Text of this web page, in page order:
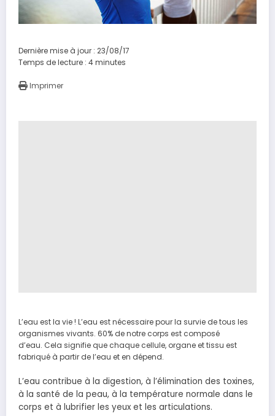
Dernière mise à jour : 23/08/17
Temps de lecture : 4minutes
Imprimer
L’eau est la vie ! L’eau est nécessaire pour la survie de tous les
organismes vivants. 60% de notre corps est composé
d’eau. Cela signifie que chaque cellule, organe et tissu est
fabriqué à partir de l’eau et en dépend.
L’eau contribue à la digestion, à l’élimination des toxines,
à la santé de la peau, à la température normale dans le
corps et à lubrifier les yeux et les articulations.